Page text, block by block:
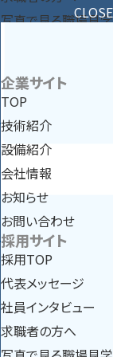
写真で見る職場見学
企業サイトへ
CLOSE
企業サイト
TOP
技術紹介
設備紹介
会社情報
お知らせ
お問い合わせ
採用サイト
採用TOP
代表メッセージ
社員インタビュー
求職者の方へ